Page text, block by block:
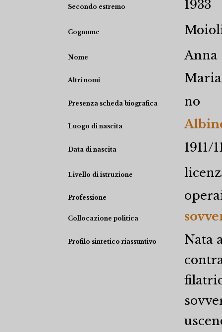
Secondo estremo 1933
Cognome
Nome Anna
Altri nomi Maria
Presenza scheda biografica no
Luogo di nascita
Data di nascita 1911/
Livello di istruzione
Professione
Collocazione politica
Profilo sintetico riassuntivo
Nata